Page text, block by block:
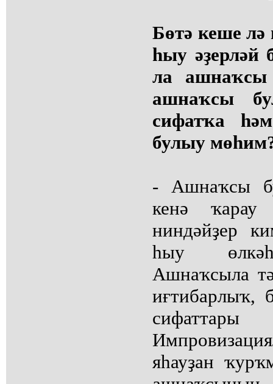
Бөтә кеше лә
һыу әҙерләй
ла ашнаҡсы
ашнаҡсы
сифатҡа
булыу
- Ашнаҡсы
кенә
ниндәйҙер
һыу
Ашнаҡсыла
иғтибарлыҡ,
яһауҙан